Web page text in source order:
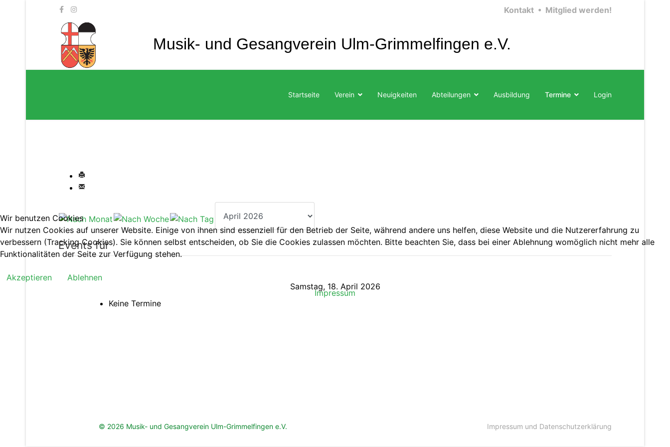
Kontakt • Mitglied werden!
Musik- und Gesangverein Ulm-Grimmelfingen e.V.
Startseite Verein Neuigkeiten Abteilungen Ausbildung Termine Login
Events für
Samstag, 18. April 2026
Keine Termine
© 2026 Musik- und Gesangverein Ulm-Grimmelfingen e.V. Impressum und Datenschutzerklärung
Wir benutzen Cookies
Wir nutzen Cookies auf unserer Website. Einige von ihnen sind essenziell für den Betrieb der Seite, während andere uns helfen, diese Website und die Nutzererfahrung zu
verbessern (Tracking Cookies). Sie können selbst entscheiden, ob Sie die Cookies zulassen möchten. Bitte beachten Sie, dass bei einer Ablehnung womöglich nicht mehr alle
Funktionalitäten der Seite zur Verfügung stehen.
Akzeptieren
Ablehnen
Impressum